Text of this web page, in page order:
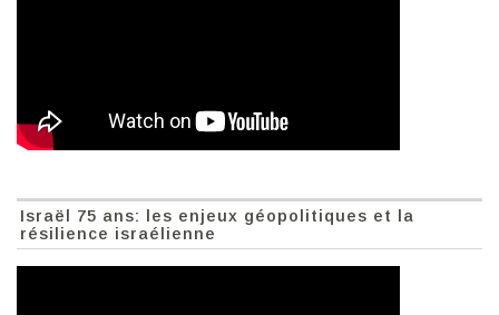
Israël 75 ans: les enjeux géopolitiques et la
résilience israélienne